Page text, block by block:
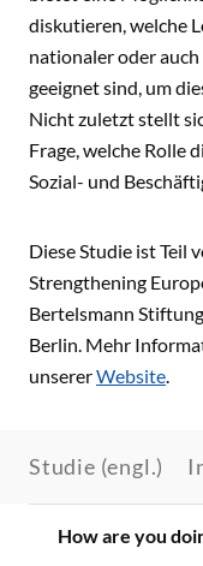
diskutieren, welche
nationaler oder
geeignet sind, um
Nicht zuletzt stellt
Frage, welche Rolle
Sozial- und
Diese Studie ist Teil
Strengthening
Bertelsmann
Berlin. Mehr
unsererWebsite.
Studie (engl.)
How are you